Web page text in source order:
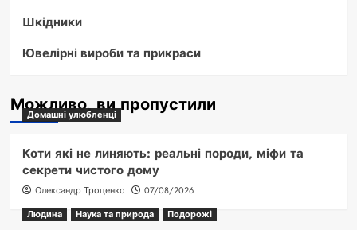
Шкідники
Ювелірні вироби та прикраси
Можливо, ви пропустили
Домашні улюбленці
Коти які не линяють: реальні породи, міфи та
секрети чистого дому
Олександр Троценко
07/08/2026
Людина
Наука та природа Подорожі